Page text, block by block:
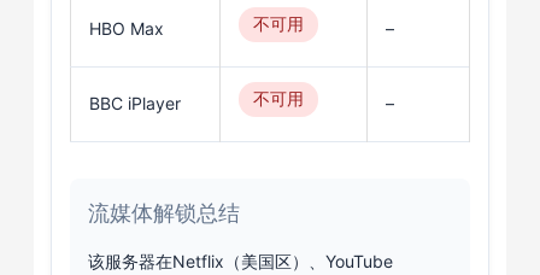
HBO Max 不可用 –
BBC iPlayer 不可用 –
流媒体解锁总结
该服务器在Netflix（美国区）、YouTube